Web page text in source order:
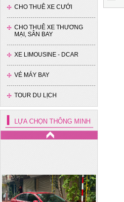
CHO THUÊ XE CƯỚI
CHO THUÊ XE THƯƠNG
MẠI, SÂN BAY
XE LIMOUSINE - DCAR
VÉ MÁY BAY
TOUR DU LỊCH
LỰA CHỌN THÔNG MINH
Xe 35 chỗ - Thaco
Xe 16 chỗ - Hyundai Solati